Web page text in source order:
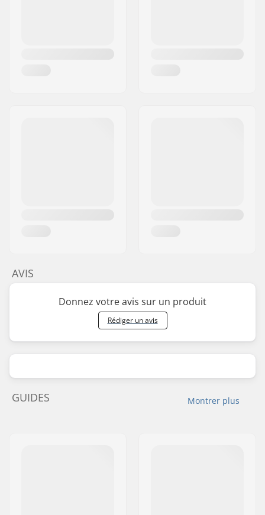
AVIS
Donnez votre avis sur un produit
Rédiger un avis
Montrer plus
GUIDES